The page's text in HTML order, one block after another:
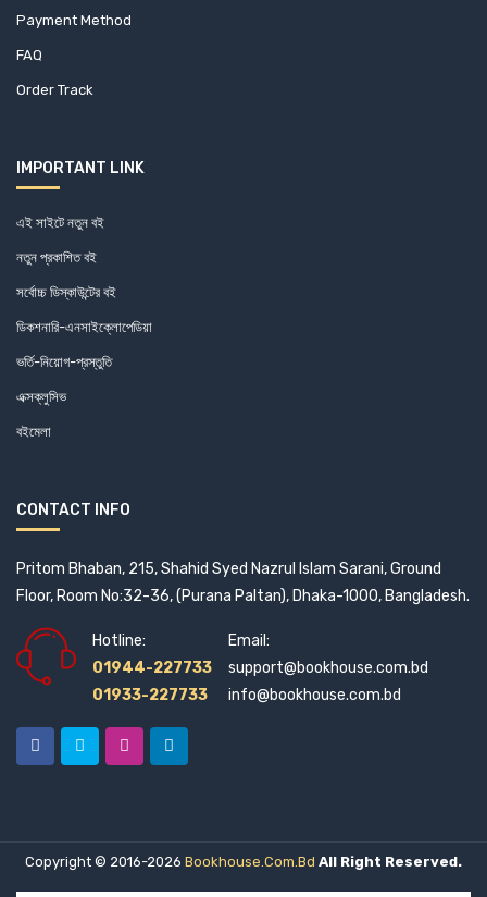
Payment Method
FAQ
Order Track
IMPORTANT LINK
এই সাইটে নতুন বই
নতুন প্রকাশিত বই
সর্বোচ্চ ডিস্কাউন্টের বই
ডিকশনারি-এনসাইক্লোপেডিয়া
ভর্তি-নিয়োগ-প্রস্তুতি
এক্সক্লুসিভ
বইমেলা
CONTACT INFO
Pritom Bhaban, 215, Shahid Syed Nazrul Islam Sarani, Ground
Floor, Room No:32-36, (Purana Paltan), Dhaka-1000, Bangladesh.
Hotline:
01944-227733
01933-227733
Email:
support@bookhouse.com.bd
info@bookhouse.com.bd
Copyright © 2016-2026 Bookhouse.com.bd All Right Reserved.